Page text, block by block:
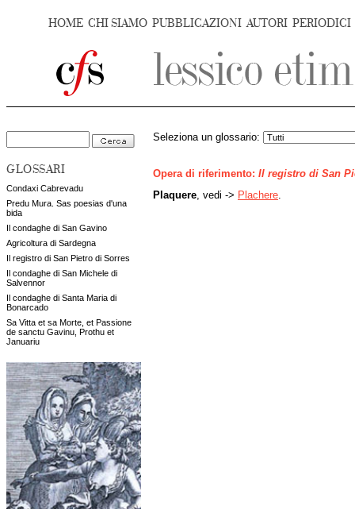
HOME CHI SIAMO PUBBLICAZIONI AUTORI PERIODICI
GLOSSARI
Condaxi Cabrevadu
Predu Mura. Sas poesias d'una
bida
Il condaghe di San Gavino
Agricoltura di Sardegna
Il registro di San Pietro di Sorres
Il condaghe di San Michele di
Salvennor
Il condaghe di Santa Maria di
Bonarcado
Sa Vitta et sa Morte, et Passione
de sanctu Gavinu, Prothu et
Januariu
Seleziona un glossario:
Opera di riferimento: Il registro di San
Plaquere , vedi -> Plachere